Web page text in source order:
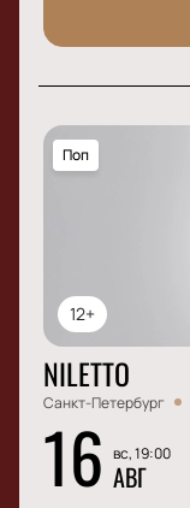
12+
Поп
NILETTO
Санкт-Петербург
16 вс, 19:00
АВГ